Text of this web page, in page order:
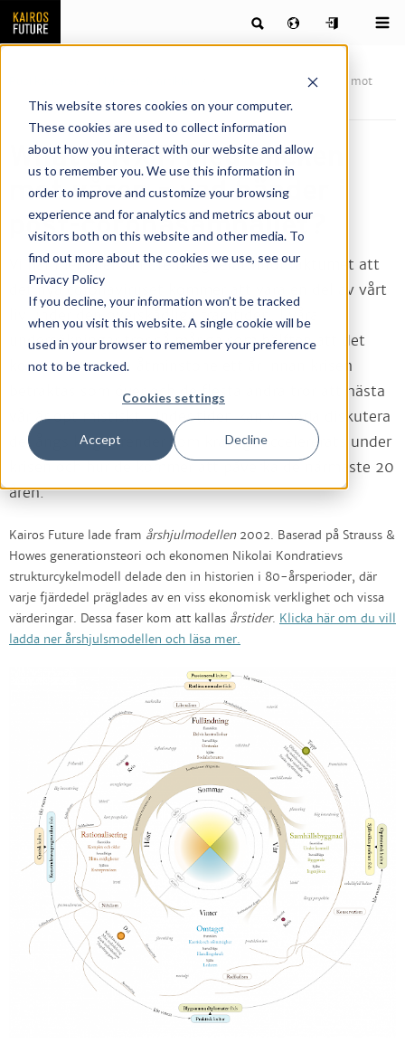
This website stores cookies on your computer.
These cookies are used to collect information
about how you interact with our website and allow
us to remember you. We use this information in
order to improve and customize your browsing
experience and for analytics and metrics about our
visitors both on this website and other media. To
find out more about the cookies we use, see our
Privacy Policy
If you decline, your information won’t be tracked
when you visit this website. A single cookie will be
used in your browser to remember your preference
not to be tracked.
Cookies settings
Accept Decline
What’s NXT: Med blicken mot
våren – vad händer i post-coronasamhället?
What’s NXT: Med blicken
mot våren – vad händer i
post-coronasamhället?
Vi har mer eller mindre resignerat inför faktumet att
det nya coronaviruset kommer att vara en del av vårt
liv under den överskådliga framtiden. I våra
undersökningar tror så många som hälften att det
kommer att dröja åtminstone ett år innan krisen
betraktas som över och de flesta andra tror att nästa
vår är optimistiskt. Under tiden kan vi börja diskutera
de långsiktiga trender som kraftigt accelererats under
krisen och hur de kommer att påverka de närmaste 20
åren.
Kairos Future lade fram årshjulmodellen2002. Baserad på Strauss &
Howes generationsteori och ekonomen Nikolai Kondratievs
strukturcykelmodell delade den in historien i 80-årsperioder, där
varje fjärdedel präglades av en viss ekonomisk verklighet och vissa
värderingar. Dessa faser kom att kallas årstider. Klicka här om du vill
ladda ner årshjulsmodellen och läsa mer.